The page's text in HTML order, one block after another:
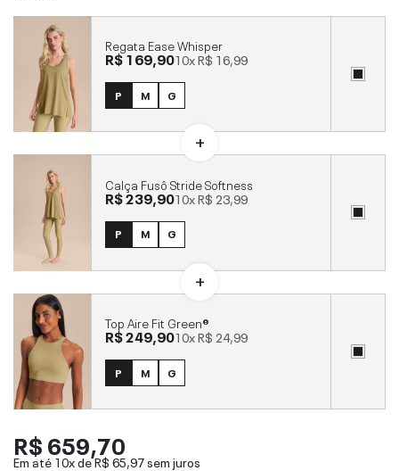
Regata Ease Whisper
R$ 169,9010xR$ 16,99
P M G
Calça Fusô Stride Softness
R$ 239,9010xR$ 23,99
P M G
Top Aire Fit Green®
R$ 249,9010xR$ 24,99
P M G
R$ 659,70
Em até 10x deR$ 65,97sem juros